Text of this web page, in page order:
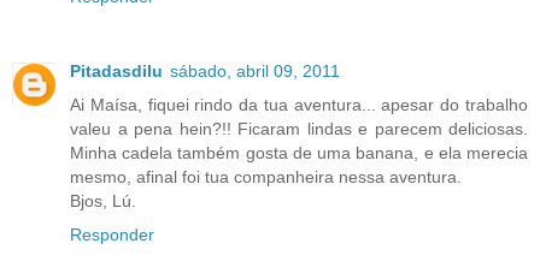
Pitadasdilu sábado, abril 09, 2011
Ai Maísa, fiquei rindo da tua aventura... apesar do trabalho
valeu a pena hein?!! Ficaram lindas e parecem deliciosas.
Minha cadela também gosta de uma banana, e ela merecia
mesmo, afinal foi tua companheira nessa aventura.
Bjos, Lú.
Responder